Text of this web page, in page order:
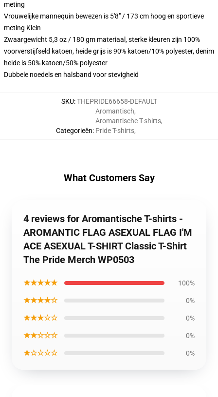
meting
Vrouwelijke mannequin bewezen is 5'8" / 173 cm hoog en sportieve
meting Klein
Zwaargewicht 5,3 oz / 180 gm materiaal, sterke kleuren zijn 100%
voorverstijfseld katoen, heide grijs is 90% katoen/10% polyester, denim
heide is 50% katoen/50% polyester
Dubbele noedels en halsband voor stevigheid
SKU:THEPRIDE66658-DEFAULT
Categorieën:
Aromantisch,
Aromantische T-shirts,
Pride T-shirts,
What Customers Say
4 reviews for Aromantische T-shirts -
AROMANTIC FLAG ASEXUAL FLAG I'M
ACE ASEXUAL T-SHIRT Classic T-Shirt
The Pride Merch WP0503
★★★★★ 100%
★★★★☆ 0%
★★★☆☆ 0%
★★☆☆☆ 0%
★☆☆☆☆ 0%